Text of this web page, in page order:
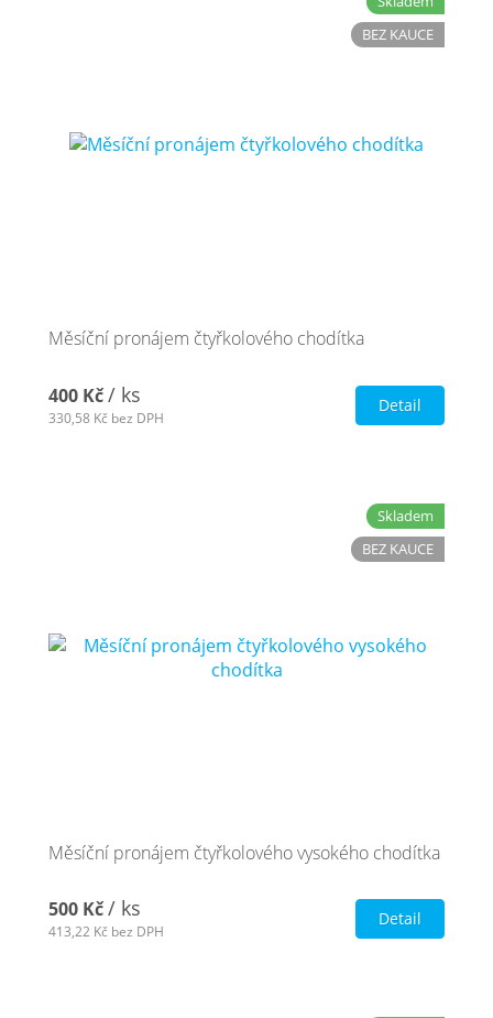
BEZ KAUCE
Měsíční pronájem čtyřkolového chodítka
400 Kč/ ks
330,58 Kč bez DPH
Detail
Skladem
BEZ KAUCE
Měsíční pronájem čtyřkolového vysokého chodítka
500 Kč/ ks
413,22 Kč bez DPH
Detail